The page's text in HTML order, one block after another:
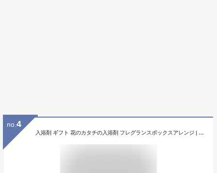
no. 4
入浴剤 ギフト 花のカタチの入浴剤 フレグランスボックスアレンジ | 花 フラワー ソープフラワー 入浴剤 花びら バラ ローズ 母の日 プレゼント 卒業 入学 誕生日 結婚 お祝い お礼 おしゃれ かわいい ブーケ アレンジメント お風呂 フレグランス 実用的 ギフト 泡風呂